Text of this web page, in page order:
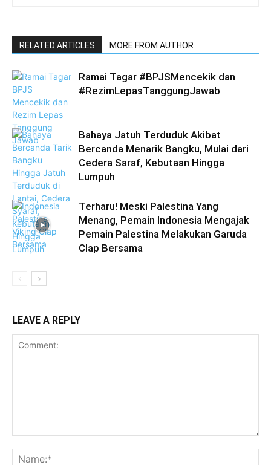
RELATED ARTICLES MORE FROM AUTHOR
Ramai Tagar #BPJSMencekik dan
#RezimLepasTanggungJawab
Bahaya Jatuh Terduduk Akibat
Bercanda Menarik Bangku, Mulai dari
Cedera Saraf, Kebutaan Hingga
Lumpuh
Terharu! Meski Palestina Yang
Menang, Pemain Indonesia Mengajak
Pemain Palestina Melakukan Garuda
Clap Bersama
LEAVE A REPLY